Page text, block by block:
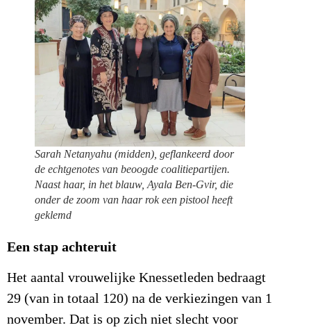
Sarah Netanyahu (midden), geflankeerd door
de echtgenotes van beoogde coalitiepartijen.
Naast haar, in het blauw, Ayala Ben-Gvir, die
onder de zoom van haar rok een pistool heeft
geklemd
Een stap achteruit
Het aantal vrouwelijke Knessetleden bedraagt
29 (van in totaal 120) na de verkiezingen van 1
november. Dat is op zich niet slecht voor